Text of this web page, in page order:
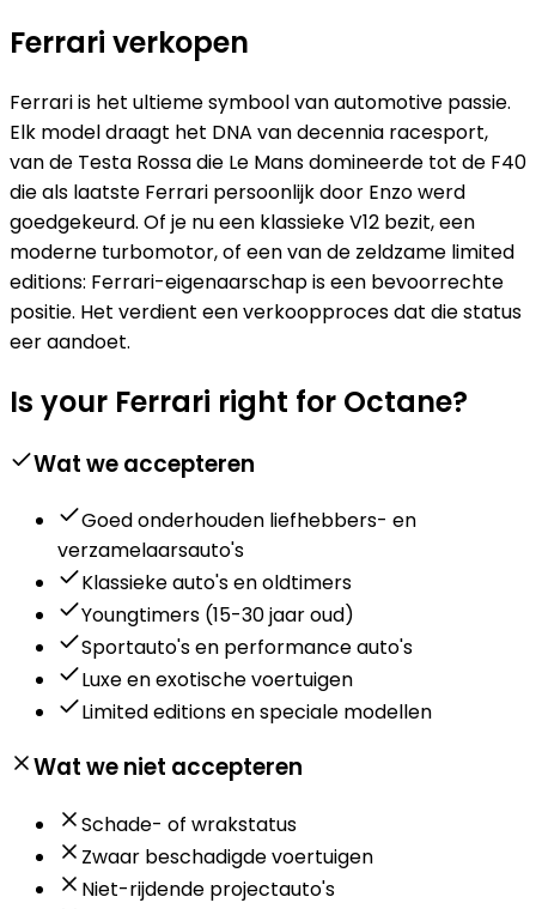
Ferrari verkopen
Ferrari is het ultieme symbool van automotive passie.
Elk model draagt het DNA van decennia racesport,
van de Testa Rossa die Le Mans domineerde tot de F40
die als laatste Ferrari persoonlijk door Enzo werd
goedgekeurd. Of je nu een klassieke V12 bezit, een
moderne turbomotor, of een van de zeldzame limited
editions: Ferrari-eigenaarschap is een bevoorrechte
positie. Het verdient een verkoopproces dat die status
eer aandoet.
Is your Ferrari right for Octane?
Wat we accepteren
Goed onderhouden liefhebbers- en
verzamelaarsauto's
Klassieke auto's en oldtimers
Youngtimers (15-30 jaar oud)
Sportauto's en performance auto's
Luxe en exotische voertuigen
Limited editions en speciale modellen
Wat we niet accepteren
Schade- of wrakstatus
Zwaar beschadigde voertuigen
Niet-rijdende projectauto's